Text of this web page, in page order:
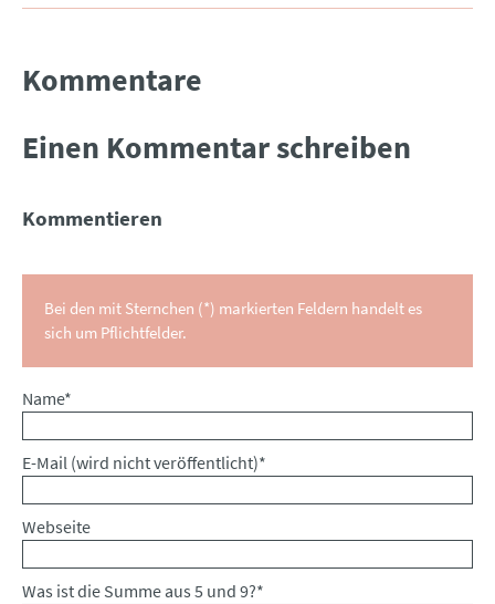
Kommentare
Einen Kommentar schreiben
Kommentieren
Bei den mit Sternchen (*) markierten Feldern handelt es
sich um Pflichtfelder.
Pflichtfeld
Name*
Pflichtfeld
E-Mail (wird nicht veröffentlicht)*
Webseite
Was ist die Summe aus 5 und 9?*